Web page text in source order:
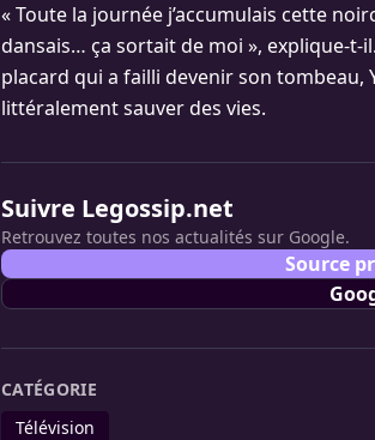
« Toute la journée j’accumulais cette
dansais… ça sortait de moi », explique-t-
placard qui a failli devenir son
littéralement sauver des vies.
Suivre Legossip.net
Retrouvez toutes nos actualités sur Google.
Source
CATÉGORIE
Télévision